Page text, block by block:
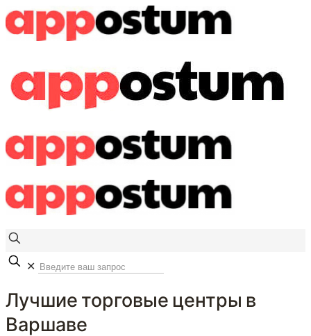
✕
Лучшие торговые центры в
Варшаве